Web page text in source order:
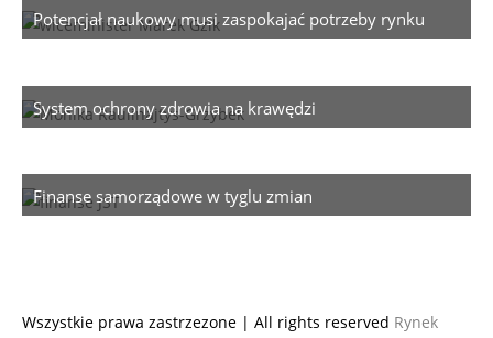
Potencjał naukowy musi zaspokajać potrzeby rynku
System ochrony zdrowia na krawędzi
Finanse samorządowe w tyglu zmian
Wszystkie prawa zastrzezone | All rights reserved Rynek